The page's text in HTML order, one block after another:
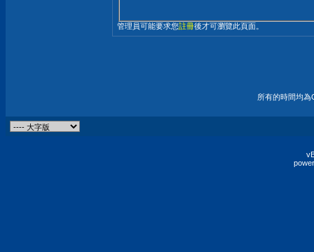
管理員可能要求您註冊後才可瀏覽此頁面。
所有的時間均為